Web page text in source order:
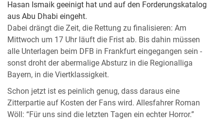
Hasan Ismaik geeinigt hat und auf den Forderungskatalog
aus Abu Dhabi eingeht.
Dabei drängt die Zeit, die Rettung zu finalisieren: Am
Mittwoch um 17 Uhr läuft die Frist ab. Bis dahin müssen
alle Unterlagen beim DFB in Frankfurt eingegangen sein -
sonst droht der abermalige Absturz in die Regionalliga
Bayern, in die Viertklassigkeit.
Schon jetzt ist es peinlich genug, dass daraus eine
Zitterpartie auf Kosten der Fans wird. Allesfahrer Roman
Wöll: “Für uns sind die letzten Tagen ein echter Horror.”